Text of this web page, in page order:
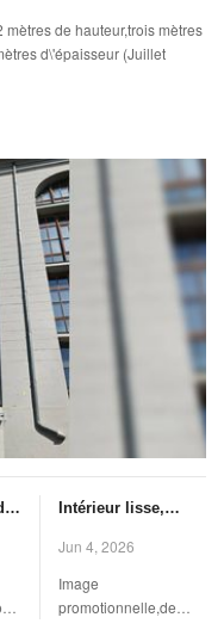
de hauteur,trois mètres
d\'épaisseur (Juillet
Intérieur lisse,
large fenêtre… A
quoi va ressembler
la station spatiale
Jun 4, 2026
Image
promotionnelle,de